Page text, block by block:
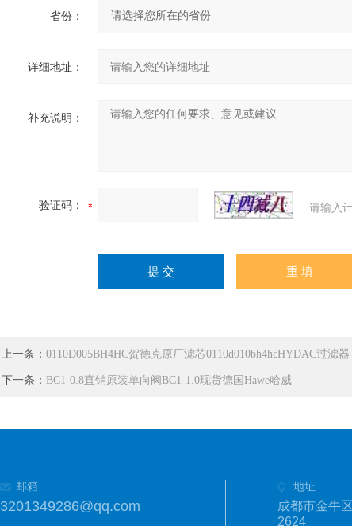
省份：
详细地址：
补充说明：
验证码： 请输入
上一条： 0110D005BH4HC贺德克原厂滤芯0110d010bh4hcHYDAC过滤器
下一条： BC1-0.8直销原装单向阀BC1-1.0现货德国Hawe哈威
邮箱
3201349286@qq.com
地址
成都市金牛
2624